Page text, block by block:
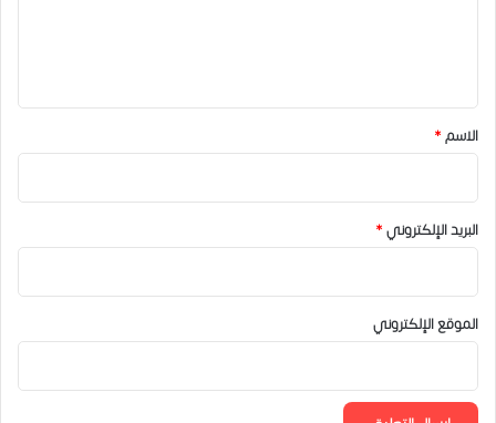
*
الاسم*
البريد الإلكتروني*
الموقع الإلكتروني